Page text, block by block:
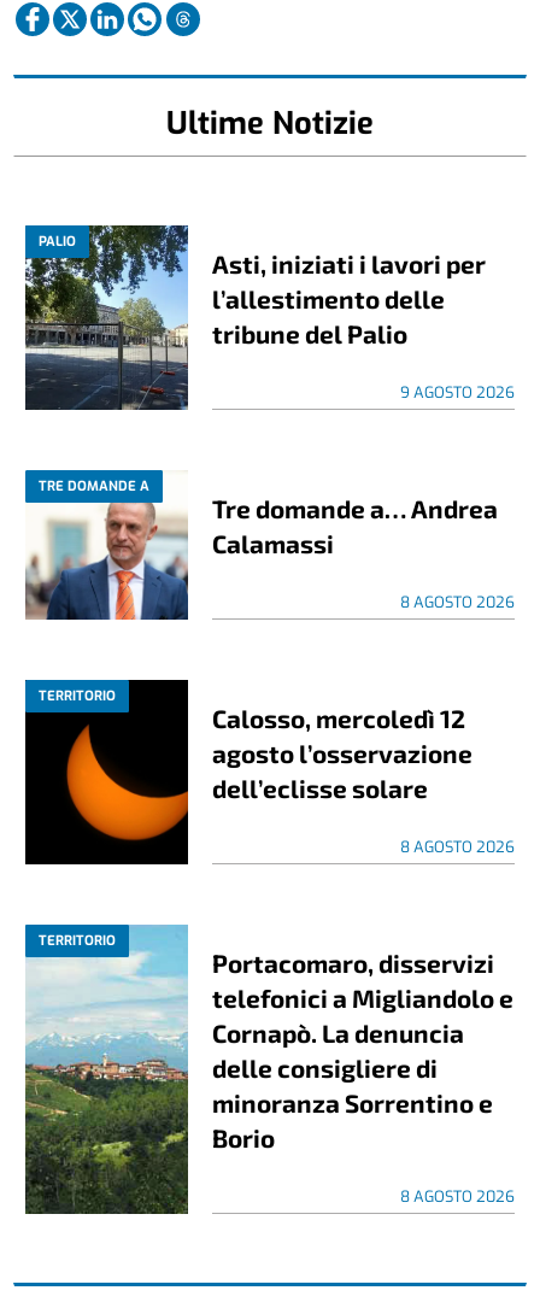
Ultime Notizie
PALIO
Asti, iniziati i lavori per
l’allestimento delle
tribune del Palio
9 AGOSTO 2026
TRE DOMANDE A
Tre domande a… Andrea
Calamassi
8 AGOSTO 2026
TERRITORIO
Calosso, mercoledì 12
agosto l’osservazione
dell’eclisse solare
8 AGOSTO 2026
TERRITORIO
Portacomaro, disservizi
telefonici a Migliandolo e
Cornapò. La denuncia
delle consigliere di
minoranza Sorrentino e
Borio
8 AGOSTO 2026